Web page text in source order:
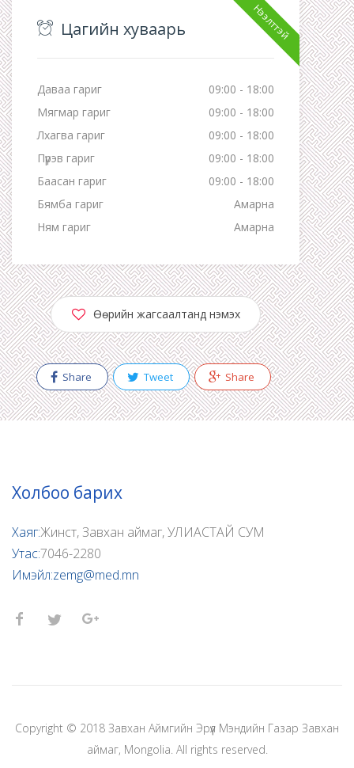
Нээлттэй
Цагийн хуваарь
Даваа гариг
09:00 - 18:00
Мягмар гариг
09:00 - 18:00
Лхагва гариг
09:00 - 18:00
Пүрэв гариг
09:00 - 18:00
Баасан гариг
09:00 - 18:00
Бямба гариг
Амарна
Ням гариг
Амарна
Өөрийн жагсаалтанд нэмэх
Share Tweet Share
Холбоо барих
Хаяг:Жинст, Завхан аймаг, УЛИАСТАЙ СУМ
Утас:7046-2280
Имэйл:zemg@med.mn
Copyright © 2018 Завхан Аймгийн Эрүүл Мэндийн Газар Завхан
аймаг, Mongolia. All rights reserved.